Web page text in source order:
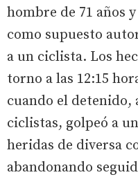
hombre de 71 años
como supuesto
a un ciclista. Los
torno a las 12:15
cuando el detenido,
ciclistas, golpeó a
heridas de diversa
abandonando